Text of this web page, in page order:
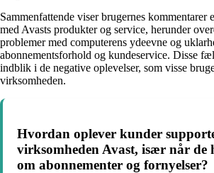
Sammenfattende viser brugernes
med Avasts produkter og service, herunder
problemer med computerens ydeevne og
abonnementsforhold og kundeservice. Disse
indblik i de negative oplevelser, som visse
virksomheden.
Hvordan oplever kunder
virksomheden Avast, især når de
om abonnementer og fornyelser?